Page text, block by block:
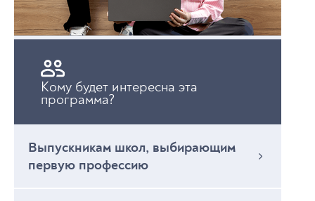
Кому будет интересна эта
программа?
Выпускникам школ, выбирающим
первую профессию